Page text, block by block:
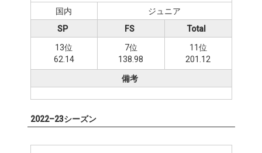
国内
ジュニア
SP
13位
62.14
FS
7位
138.98
Total
11位
201.12
備考
2022–23シーズン